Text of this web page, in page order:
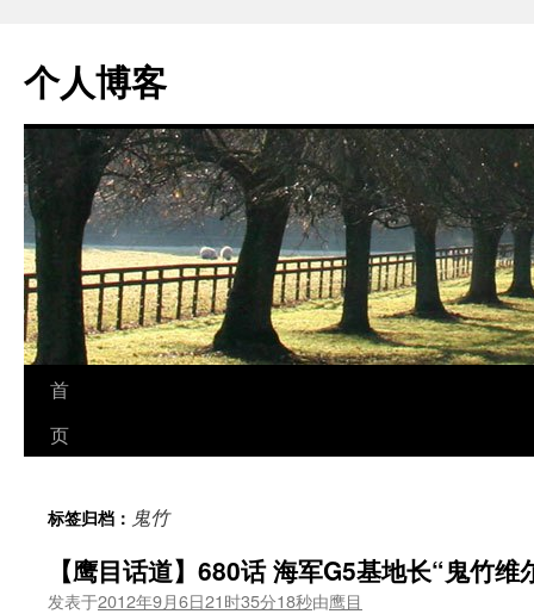
个人博客
跳
至
文
首
页
标签归档： 鬼竹
【鹰目话道】680话 海军G5基地长“鬼竹维
发表于2012年9月6日21时35分18秒由鹰目